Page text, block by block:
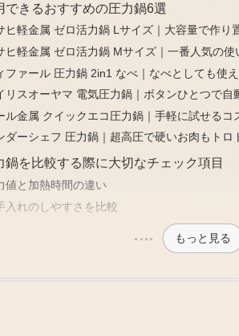
できるおすすめの圧力鍋6選
ヒ軽金属 ゼロ活力鍋 Lサイズ｜大容量で作り
ヒ軽金属 ゼロ活力鍋 Mサイズ｜一番人気の使
ファール 圧力鍋 2in1 なべ｜なべとしても使
リスオーヤマ 電気圧力鍋｜ボタンひとつで自
ル金属 クイックエコ圧力鍋｜手軽に試せるコ
ダーシェフ 圧力鍋｜超高圧で硬いお肉もトロ
鍋を比較する際に大切なチェック項目
値と加熱時間の違い
入れのしやすさを比較
もっと見る